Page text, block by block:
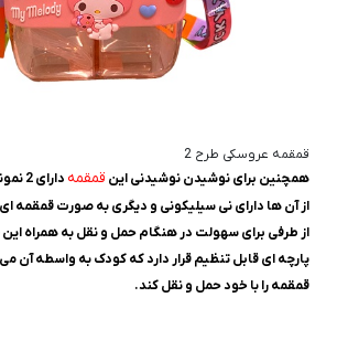
قمقمه عروسکی طرح 2
همچنین برای نوشیدن نوشیدنی این قمقمه
از آن ها دارای نی سیلیکونی و دیگری به صورت قمقمه
از طرفی برای سهولت در هنگام حمل و نقل به همراه
پارچه ای قابل تنظیم قرار دارد که کودک به واسطه آن می
قمقمه را با خود حمل و نقل کند.